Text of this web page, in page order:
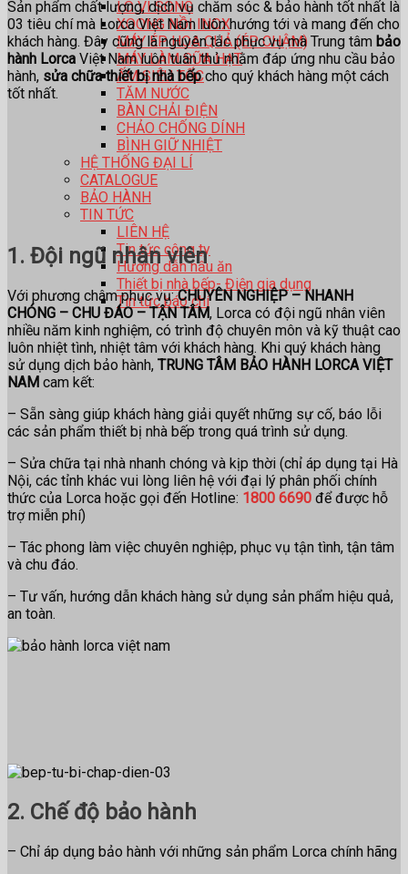
LÒ VI SÓNG
XOONG NỒI INOX
MÁY ÉP HOA QUẢ (ÉP CHẬM)
MÁY LÀM SỮA HẠT
ẤM SIÊU TỐC
TĂM NƯỚC
BÀN CHẢI ĐIỆN
CHẢO CHỐNG DÍNH
BÌNH GIỮ NHIỆT
HỆ THỐNG ĐẠI LÍ
CATALOGUE
BẢO HÀNH
TIN TỨC
LIÊN HỆ
Tin tức công ty
Hướng dẫn nấu ăn
Thiết bị nhà bếp- Điện gia dụng
Tin tức báo chí
Sản phẩm chất lượng, dịch vụ chăm sóc & bảo hành tốt nhất là
03 tiêu chí mà Lorca Việt Nam luôn hướng tới và mang đến cho
khách hàng. Đây cũng là nguyên tắc phục vụ mà Trung tâm bảo
hành Lorca Việt Nam luôn tuân thủ nhằm đáp ứng nhu cầu bảo
hành, sửa chữa thiết bị nhà bếpcho quý khách hàng một cách
tốt nhất.
1. Đội ngũ nhân viên
Với phương châm phục vụ:CHUYÊN NGHIỆP – NHANH
CHÓNG – CHU ĐÁO – TẬN TÂM, Lorca có đội ngũ nhân viên
nhiều năm kinh nghiệm, có trình độ chuyên môn và kỹ thuật cao
luôn nhiệt tình, nhiệt tâm với khách hàng. Khi quý khách hàng
sử dụng dịch bảo hành, TRUNG TÂM BẢO HÀNH LORCA VIỆT
NAM cam kết:
– Sẵn sàng giúp khách hàng giải quyết những sự cố, báo lỗi
các sản phẩm thiết bị nhà bếp trong quá trình sử dụng.
– Sửa chữa tại nhà nhanh chóng và kịp thời (chỉ áp dụng tại Hà
Nội, các tỉnh khác vui lòng liên hệ với đại lý phân phối chính
thức của Lorca hoặc gọi đến Hotline: 1800 6690 để được hỗ
trợ miễn phí)
– Tác phong làm việc chuyên nghiệp, phục vụ tận tình, tận tâm
và chu đáo.
– Tư vấn, hướng dẫn khách hàng sử dụng sản phẩm hiệu quả,
an toàn.
2. Chế độ bảo hành
– Chỉ áp dụng bảo hành với những sản phẩm Lorca chính hãng